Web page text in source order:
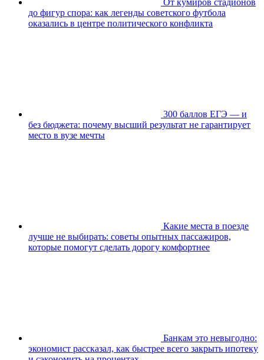
От кумиров стадионов
до фигур спора: как легенды советского футбола
оказались в центре политического конфликта
300 баллов ЕГЭ — и
без бюджета: почему высший результат не гарантирует
место в вузе мечты
Какие места в поезде
лучше не выбирать: советы опытных пассажиров,
которые помогут сделать дорогу комфортнее
Банкам это невыгодно:
экономист рассказал, как быстрее всего закрыть ипотеку